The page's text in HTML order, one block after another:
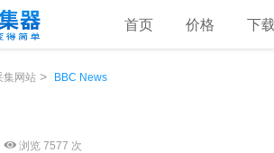
首页 价格 下
集网站 > BBC News
浏览 7577 次